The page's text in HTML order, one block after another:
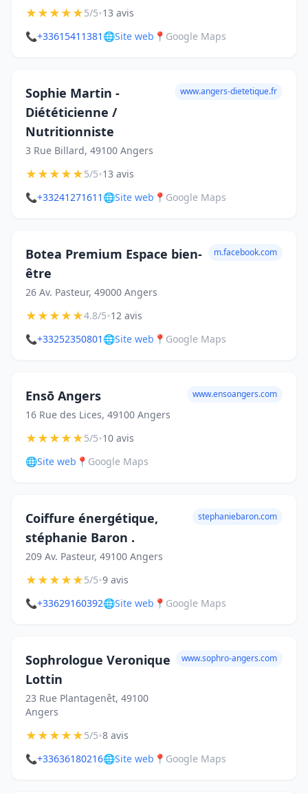
★★★★★5/5•13 avis
📞+33615411381 🌐Site web 📍 Google Maps
Sophie Martin -
Diététicienne /
Nutritionniste
3 Rue Billard, 49100 Angers
www.angers-dietetique.fr
★★★★★5/5•13 avis
📞+33241271611 🌐Site web 📍 Google Maps
Botea Premium Espace bien-
être
26 Av. Pasteur, 49000 Angers
m.facebook.com
★★★★★4.8/5•12 avis
📞+33252350801 🌐Site web 📍 Google Maps
Ensō Angers
16 Rue des Lices, 49100 Angers
www.ensoangers.com
★★★★★5/5•10 avis
🌐Site web 📍 Google Maps
Coiffure énergétique,
stéphanie Baron .
209 Av. Pasteur, 49100 Angers
stephaniebaron.com
★★★★★5/5•9 avis
📞+33629160392🌐Site web 📍 Google Maps
Sophrologue Veronique
Lottin
23 Rue Plantagenêt, 49100
Angers
www.sophro-angers.com
★★★★★5/5•8 avis
📞+33636180216🌐Site web 📍 Google Maps